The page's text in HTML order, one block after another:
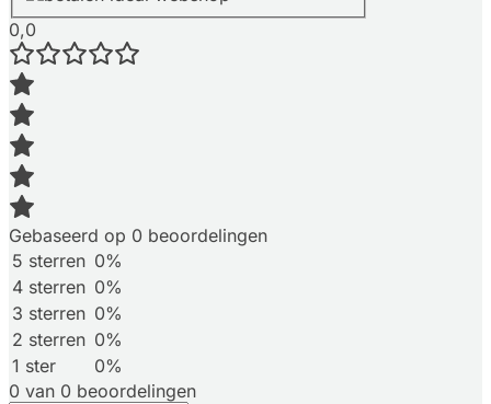
0,0
Gebaseerd op 0 beoordelingen
5 sterren 0%
4 sterren 0%
3 sterren 0%
2 sterren 0%
1 ster
0%
0 van 0 beoordelingen